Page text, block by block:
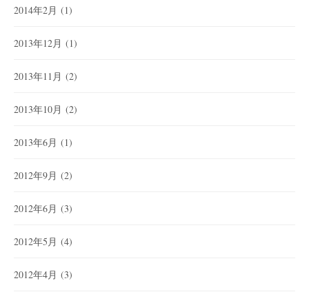
2014年2月 (1)
2013年12月 (1)
2013年11月 (2)
2013年10月 (2)
2013年6月 (1)
2012年9月 (2)
2012年6月 (3)
2012年5月 (4)
2012年4月 (3)